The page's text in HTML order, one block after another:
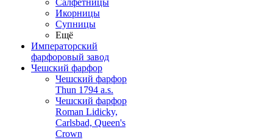
Салфетницы
Икорницы
Супницы
Ещё
Императорский
фарфоровый завод
Чешский фарфор
Чешский фарфор
Thun 1794 a.s.
Чешский фарфор
Roman Lidicky,
Carlsbad, Queen's
Crown